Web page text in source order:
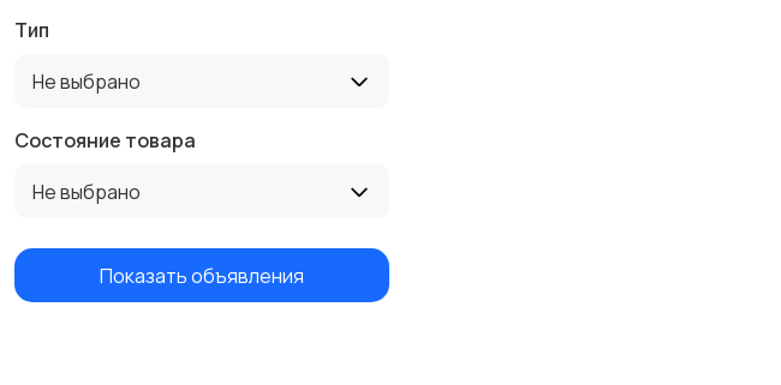
Тип
Не выбрано
Состояние товара
Не выбрано
Показать объявления